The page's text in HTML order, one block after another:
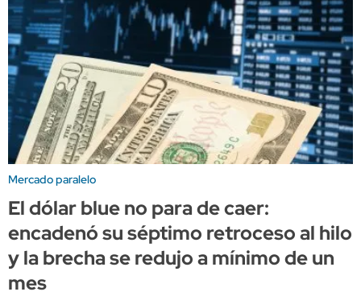
Mercado paralelo
El dólar blue no para de caer:
encadenó su séptimo retroceso al hilo
y la brecha se redujo a mínimo de un
mes